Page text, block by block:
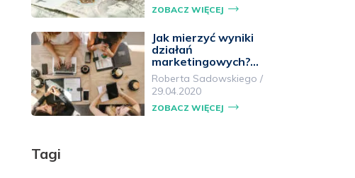
ZOBACZ WIĘCEJ
Jak mierzyć wyniki
działań
marketingowych?…
Roberta Sadowskiego /
29.04.2020
ZOBACZ WIĘCEJ
Tagi